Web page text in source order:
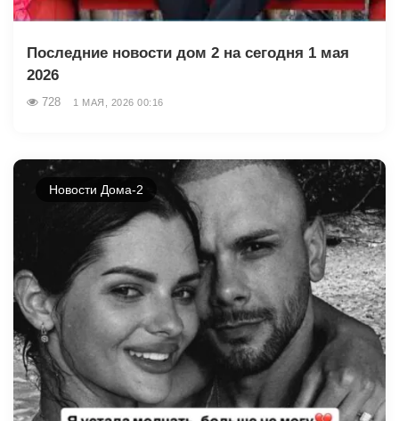
Последние новости дом 2 на сегодня 1 мая
2026
728 1 МАЯ, 2026 00:16
Новости Дома-2